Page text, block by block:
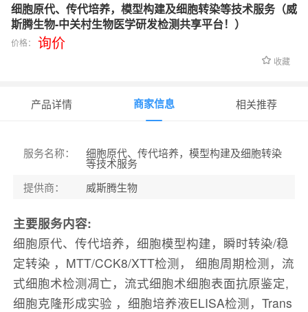
细胞原代、传代培养，模型构建及细胞转染等技术服务（威
斯腾生物-中关村生物医学研发检测共享平台！）
价格： 询价
收藏
产品详情 商家信息 相关推荐
服务名称： 细胞原代、传代培养，模型构建及细胞转染
等技术服务
提供商： 威斯腾生物
主要服务内容:
细胞原代、传代培养，细胞模型构建，瞬时转染/稳
定转染 ，MTT/CCK8/XTT检测， 细胞周期检测，流
式细胞术检测凋亡，流式细胞术细胞表面抗原鉴定,
细胞克隆形成实验 ，细胞培养液ELISA检测，Trans